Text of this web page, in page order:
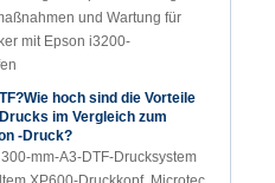
langlebige Drucke von
Perfekt für
die ihre Produktion mit
und Wartung für
mit Epson i3200-
hoch sind die Vorteile
im Vergleich zum
-Druck?
mm-A3-DTF-Drucksystem
XP600-Druckkopf, Microtec